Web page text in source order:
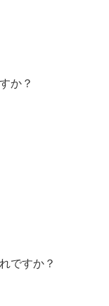
か？
ですか？